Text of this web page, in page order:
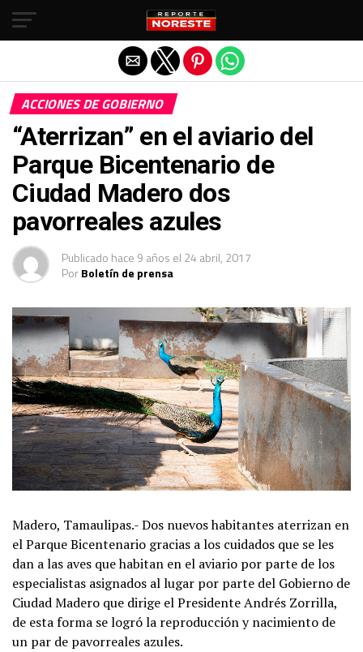
ACCIONES DE GOBIERNO
“Aterrizan” en el aviario del
Parque Bicentenario de
Ciudad Madero dos
pavorreales azules
Publicado hace 9 años el 24 abril, 2017
PorBoletín de prensa
Madero, Tamaulipas.- Dos nuevos habitantes aterrizan en
el Parque Bicentenario gracias a los cuidados que se les
dan a las aves que habitan en el aviario por parte de los
especialistas asignados al lugar por parte del Gobierno de
Ciudad Madero que dirige el Presidente Andrés Zorrilla,
de esta forma se logró la reproducción y nacimiento de
un par de pavorreales azules.
Salir de la versión móvil